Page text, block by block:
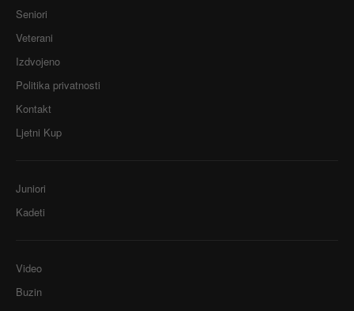
Seniori
Veterani
Izdvojeno
Politika privatnosti
Kontakt
Ljetni Kup
Juniori
Kadeti
Video
Buzin